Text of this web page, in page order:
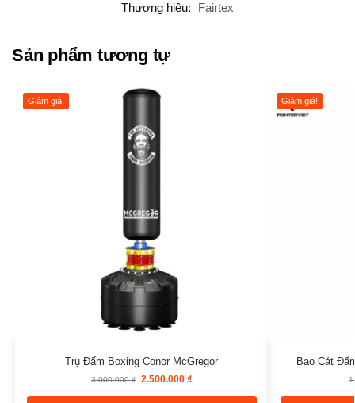
Thương hiệu:
Fairtex
Sản phẩm tương tự
Giảm giá!
Trụ Đấm Boxing Conor McGregor
3.000.000₫ 2.500.000₫
Giảm giá!
Bao Cát